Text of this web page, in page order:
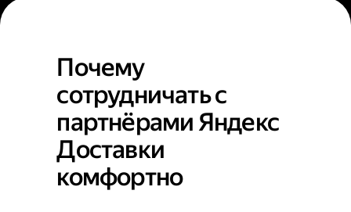
Почему
сотрудничать с
партнёрами Яндекс
Доставки
комфортно